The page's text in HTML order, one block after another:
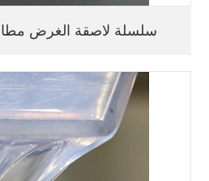
سلسلة لاصقة الغرض